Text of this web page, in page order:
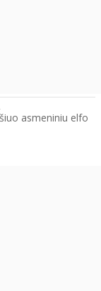
asmeniniu elfo